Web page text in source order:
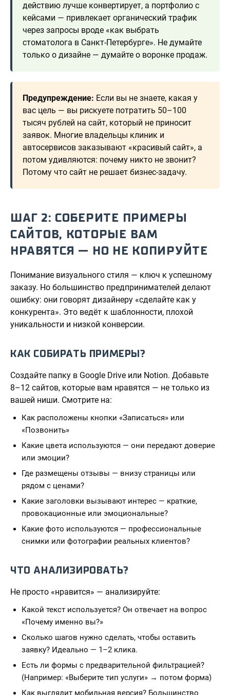
действию лучше конвертирует, а портфолио с
кейсами — привлекает органический трафик
через запросы вроде «как выбрать
стоматолога в Санкт-Петербурге». Не думайте
только о дизайне — думайте о воронке продаж.
Предупреждение: Если вы не знаете, какая у
вас цель — вы рискуете потратить 50–100
тысяч рублей на сайт, который не приносит
заявок. Многие владельцы клиник и
автосервисов заказывают «красивый сайт», а
потом удивляются: почему никто не звонит?
Потому что сайт не решает бизнес-задачу.
ШАГ 2: СОБЕРИТЕ ПРИМЕРЫ
САЙТОВ, КОТОРЫЕ ВАМ
НРАВЯТСЯ — НО НЕ КОПИРУЙТЕ
Понимание визуального стиля — ключ к успешному
заказу. Но большинство предпринимателей делают
ошибку: они говорят дизайнеру «сделайте как у
конкурента». Это ведёт к шаблонности, плохой
уникальности и низкой конверсии.
КАК СОБИРАТЬ ПРИМЕРЫ?
Создайте папку в Google Drive или Notion. Добавьте
8–12 сайтов, которые вам нравятся — не только из
вашей ниши. Смотрите на:
Как расположены кнопки «Записаться» или
«Позвонить»
Какие цвета используются — они передают доверие
или эмоции?
Где размещены отзывы — внизу страницы или
рядом с ценами?
Какие заголовки вызывают интерес — краткие,
провокационные или эмоциональные?
Какие фото используются — профессиональные
снимки или фотографии реальных клиентов?
ЧТО АНАЛИЗИРОВАТЬ?
Не просто «нравится» — анализируйте:
Какой текст используется? Он отвечает на вопрос
«Почему именно вы?»
Сколько шагов нужно сделать, чтобы оставить
заявку? Идеально — 1–2 клика.
Есть ли формы с предварительной фильтрацией?
(Например: «Выберите тип услуги» → потом форма)
Как выглядит мобильная версия? Большинство